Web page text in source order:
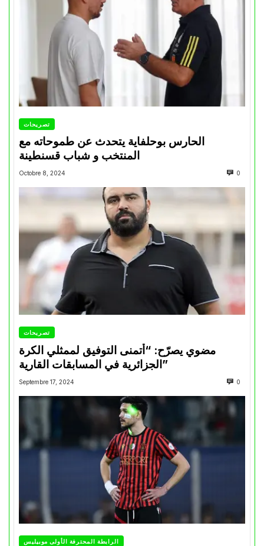
تصريحات
الحارس بوحلفاية يتحدث عن طموحاته مع
المنتخب و شباب قسنطينة
Octobre 8, 2024 0
تصريحات
مضوي يصرّح: “أتمنى التوفيق لممثلي الكرة
الجزائرية في المسابقات القارية”
Septembre 17, 2024 0
الرابطة المحترفة الأولى موبيليس